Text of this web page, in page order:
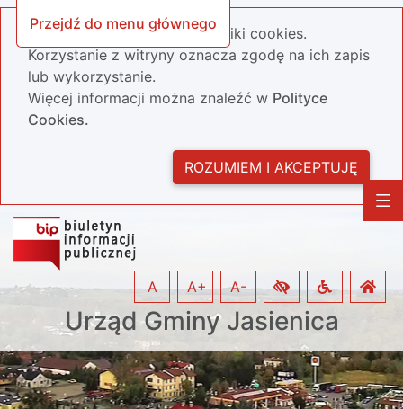
Przejdź do menu głównego
Nasza strona wykorzystuje pliki cookies.
Korzystanie z witryny oznacza zgodę na ich zapis
lub wykorzystanie.
Więcej informacji można znaleźć w Polityce
Cookies.
ROZUMIEM I AKCEPTUJĘ
Urząd Gminy Jasienica
A A+ A-